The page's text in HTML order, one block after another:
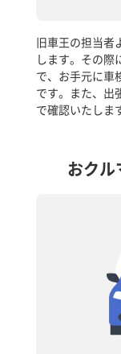
旧車王の担当者
します。その際
で、お手元に車
です。また、出
で確認いたしま
おクル